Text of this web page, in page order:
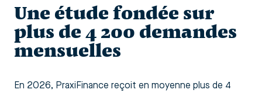
Une étude fondée sur
plus de 4 200 demandes
mensuelles
En 2026, PraxiFinance reçoit en moyenne plus de 4